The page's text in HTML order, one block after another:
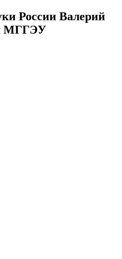
России Валерий
МГГЭУ